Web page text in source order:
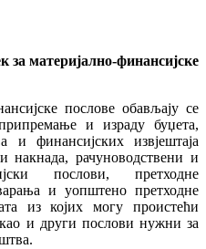
к за материјално-финансијске
послове обављају се
и израду буџета,
и финансијских извјештаја
накнада, рачуноводствени и
послови, претходне
и уопштено претходне
из којих могу проистећи
и други послови нужни за